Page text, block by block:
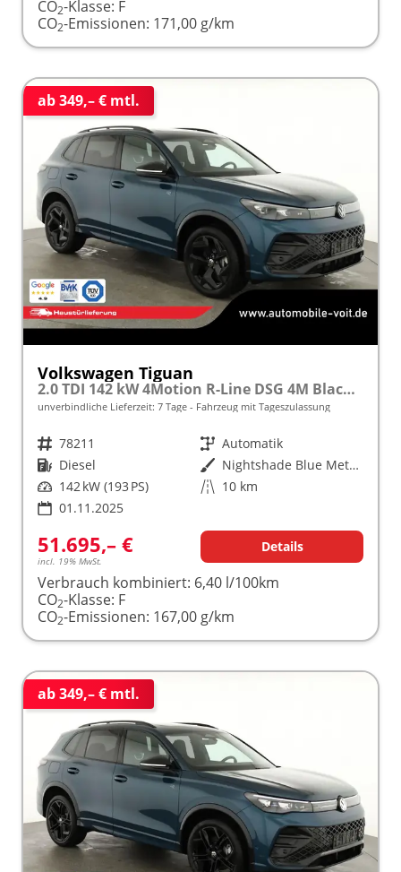
CO2-Klasse: F
CO2-Emissionen: 171,00 g/km
ab 349,– € mtl.
Volkswagen Tiguan
2.0 TDI 142 kW 4Motion R-Line DSG 4M Black, Pano, IQ.Light, AHK, Navi, Side, AreaView, Winter, sofort
unverbindliche Lieferzeit: 7 Tage Fahrzeug mit Tageszulassung
Fahrzeugnr. 78211 Getriebe Automatik
Kraftstoff Diesel Außenfarbe
Nightshade Blue Metallic
Leistung 142 kW (193 PS) Kilometerstand 10 km
01.11.2025
51.695,– €
incl. 19% MwSt.
Details
Verbrauch kombiniert: 6,40 l/100km
CO2-Klasse: F
CO2-Emissionen: 167,00 g/km
ab 349,– € mtl.